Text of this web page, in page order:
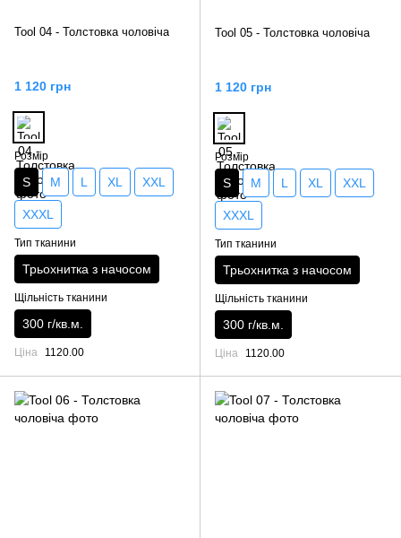
Tool 04 - Толстовка чоловіча
1 120 грн
Розмір
S M L XL XXL
XXXL
Тип тканини
Трьохнитка з начосом
Щільність тканини
300 г/кв.м.
Ціна 1120.00
Tool 05 - Толстовка чоловіча
1 120 грн
Розмір
S M L XL XXL
XXXL
Тип тканини
Трьохнитка з начосом
Щільність тканини
300 г/кв.м.
Ціна 1120.00